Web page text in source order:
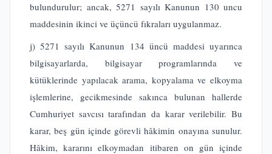
bulundurulur; ancak, 5271 sayılı Kanunun 130 uncu
maddesinin ikinci ve üçüncü fıkraları uygulanmaz.
j) 5271 sayılı Kanunun 134 üncü maddesi uyarınca
bilgisayarlarda, bilgisayar programlarında ve
kütüklerinde yapılacak arama, kopyalama ve elkoyma
işlemlerine, gecikmesinde sakınca bulunan hallerde
Cumhuriyet savcısı tarafından da karar verilebilir. Bu
karar, beş gün içinde görevli hâkimin onayına sunulur.
Hâkim, kararını elkoymadan itibaren on gün içinde